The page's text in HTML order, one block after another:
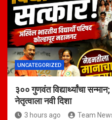
UNCATEGORIZED
३०० गुणवंत विद्यार्थ्यांचा
नेतृत्वाला नवी दिशा
3 hours ago Team